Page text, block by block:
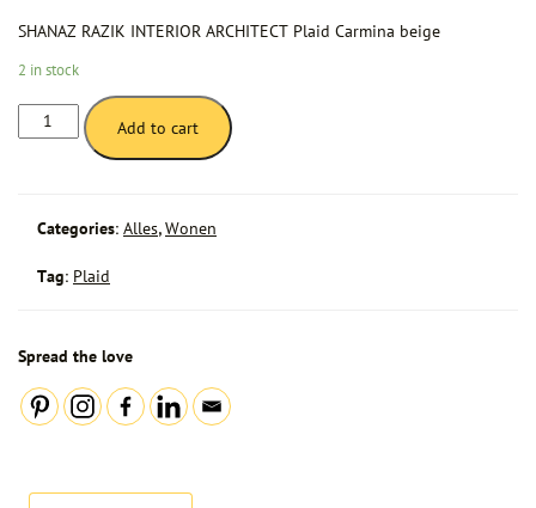
SHANAZ RAZIK INTERIOR ARCHITECT Plaid Carmina beige
2 in stock
Plaid
Carmina
Add to cart
Categories: Alles,Wonen
Tag: Plaid
Spread the love